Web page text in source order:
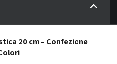
20 cm – Confezione